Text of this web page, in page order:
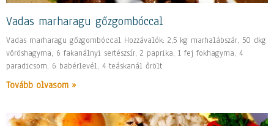
Vadas marharagu gőzgombóccal
Vadas marharagu gőzgombóccal Hozzávalók: 2,5 kg marhalábszár, 50 dkg
vöröshagyma, 6 fakanálnyi sertészsír, 2 paprika, 1 fej fokhagyma, 4
paradicsom, 6 babérlevél, 4 teáskanál őrölt
Tovább olvasom »